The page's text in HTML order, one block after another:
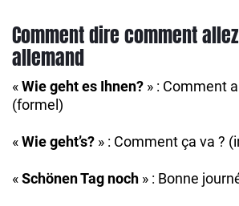
Comment dire comment
allemand
«Wie geht es Ihnen? » : Comment
(formel)
«Wie geht’s? » : Comment ça va ?
«Schönen Tag noch » : Bonne